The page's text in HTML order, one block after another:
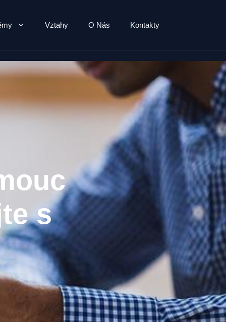
Vztahy O Nás Kontakty
s